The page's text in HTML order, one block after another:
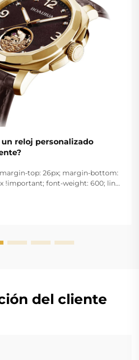
reloj personalizado
top: 26px; margin-bottom:
!important; font-weight: 600; line-
font-size: 20px !important; font-
del cliente